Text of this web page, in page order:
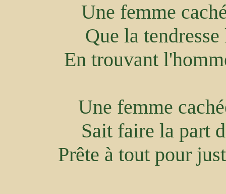
Une femme
Que la
En trouvant
Une femme
Sait faire la part
Prête à tout pour